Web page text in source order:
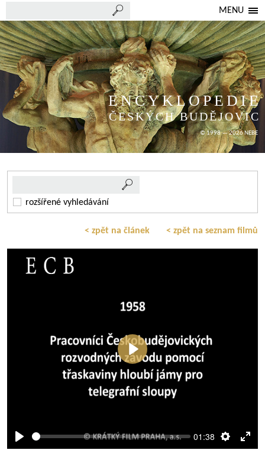
MENU
ENCYKLOPEDIE
ČESKÝCH BUDĚJOVIC
© 1998 — 2026 NEBE
rozšířené vyhledávání
< zpět na článek < zpět na seznam filmů
01:38
Přehrát